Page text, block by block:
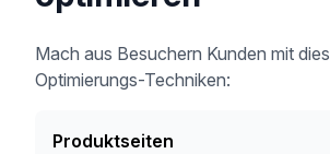
Mach aus Besuchern Kunden mit
Optimierungs-Techniken:
Produktseiten